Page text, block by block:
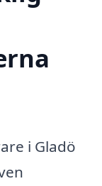
i Gladö